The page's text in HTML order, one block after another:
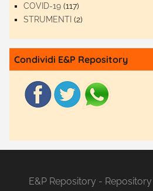
COVID-19 (117)
STRUMENTI (2)
Condividi E&P Repository
E&P Repository -